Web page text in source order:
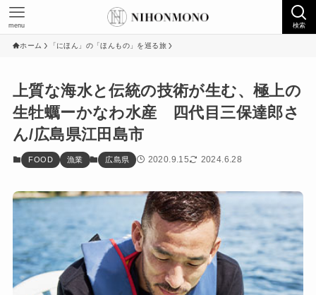
検索
menu
ホーム 「にほん」の「ほんもの」を巡る旅
上質な海水と伝統の技術が生む、極上の
生牡蠣ーかなわ水産 四代目三保達郎さ
ん/広島県江田島市
FOOD 漁業 広島県 2020.9.15 2024.6.28